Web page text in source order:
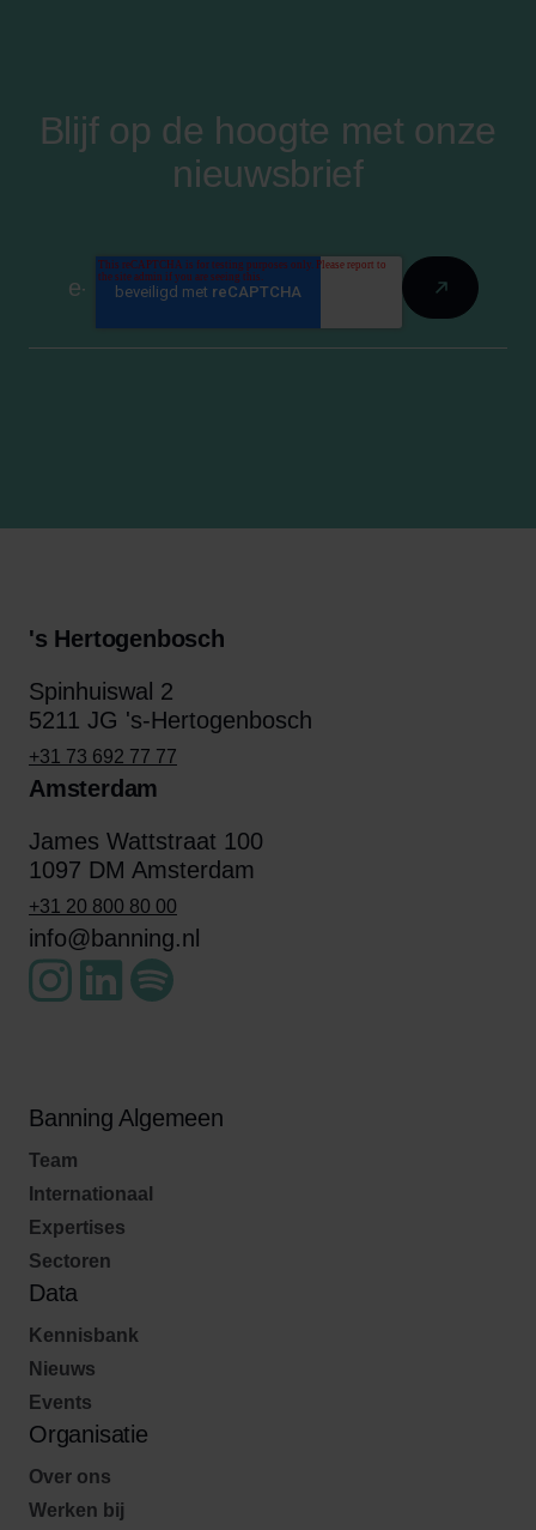
Blijf op de hoogte met onze
nieuwsbrief
's Hertogenbosch
Spinhuiswal 2
5211 JG 's-Hertogenbosch
+31 73 692 77 77
Amsterdam
James Wattstraat 100
1097 DM Amsterdam
+31 20 800 80 00
info@banning.nl
Banning Algemeen
Team
Internationaal
Expertises
Sectoren
Data
Kennisbank
Nieuws
Events
Organisatie
Over ons
Werken bij